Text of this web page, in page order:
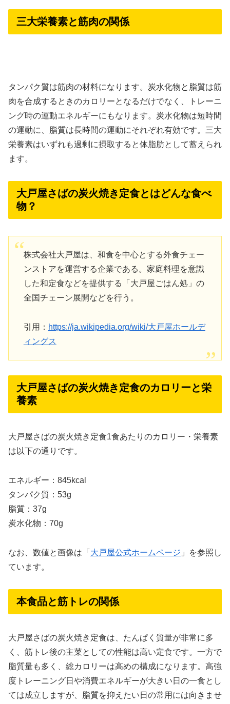
三大栄養素と筋肉の関係
タンパク質は筋肉の材料になります。炭水化物と脂質は筋
肉を合成するときのカロリーとなるだけでなく、トレーニ
ング時の運動エネルギーにもなります。炭水化物は短時間
の運動に、脂質は長時間の運動にそれぞれ有効です。三大
栄養素はいずれも過剰に摂取すると体脂肪として蓄えられ
ます。
大戸屋さばの炭火焼き定食とはどんな食べ
物？
株式会社大戸屋は、和食を中心とする外食チェー
ンストアを運営する企業である。家庭料理を意識
した和定食などを提供する「大戸屋ごはん処」の
全国チェーン展開などを行う。
引用： https://ja.wikipedia.org/wiki/大戸屋ホールデ
ィングス
大戸屋さばの炭火焼き定食のカロリーと栄
養素
大戸屋さばの炭火焼き定食1食あたりのカロリー・栄養素
は以下の通りです。
エネルギー：845kcal
タンパク質：53g
脂質：37g
炭水化物：70g
なお、数値と画像は「 大戸屋公式ホームページ 」を参照し
ています。
本食品と筋トレの関係
大戸屋さばの炭火焼き定食は、たんぱく質量が非常に多
く、筋トレ後の主菜としての性能は高い定食です。一方で
脂質量も多く、総カロリーは高めの構成になります。高強
度トレーニング日や消費エネルギーが大きい日の一食とし
ては成立しますが、脂質を抑えたい日の常用には向きませ